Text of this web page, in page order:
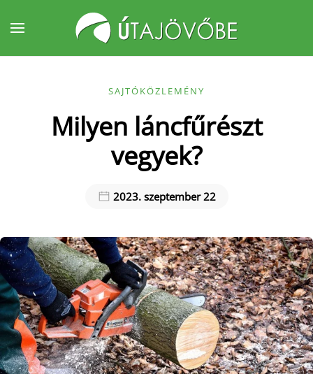
Fő tartalom átugrása
SAJTÓKÖZLEMÉNY
Milyen láncfűrészt
vegyek?
2023. szeptember 22